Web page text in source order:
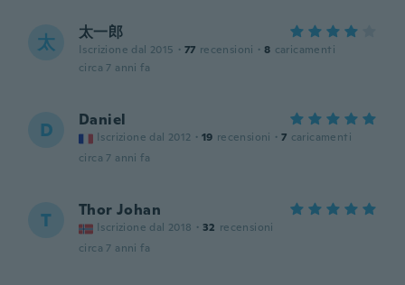
太 太一郎
Iscrizione dal 2015 · 77 recensioni · 8 caricamenti
circa 7 anni fa
D Daniel
Iscrizione dal 2012 · 19 recensioni · 7 caricamenti
circa 7 anni fa
T Thor Johan
Iscrizione dal 2018 · 32 recensioni
circa 7 anni fa